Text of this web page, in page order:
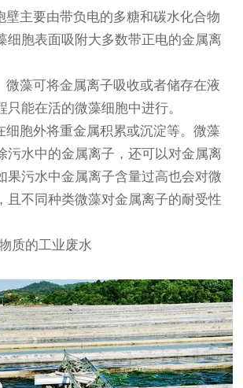
主要由带负电的多糖和碳水化合物
细胞表面吸附大多数带正电的金属离
藻可将金属离子吸收或者储存在液
只能在活的微藻细胞中进行。
胞外将重金属积累或沉淀等。微藻
污水中的金属离子，还可以对金属离
果污水中金属离子含量过高也会对微
且不同种类微藻对金属离子的耐受性
的工业废水